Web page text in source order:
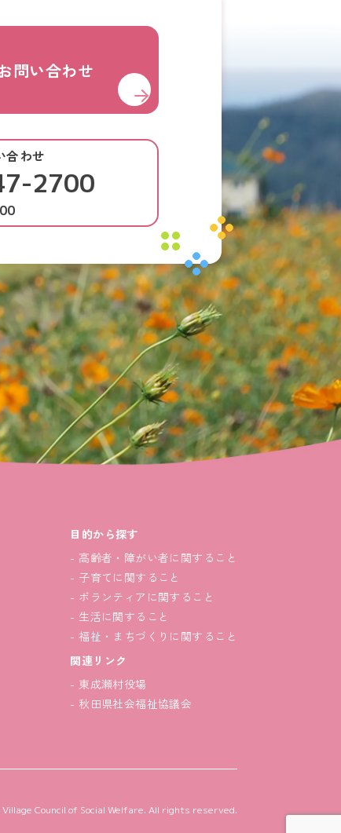
問い合わせ
合わせ
2700
目的から探す
- 高齢者・障がい者に関すること
- 子育てに関すること
- ボランティアに関すること
- 生活に関すること
- 福祉・まちづくりに関すること
関連リンク
- 東成瀬村役場
- 秋田県社会福祉協議会
Council of Social Welfare. All rights reserved.